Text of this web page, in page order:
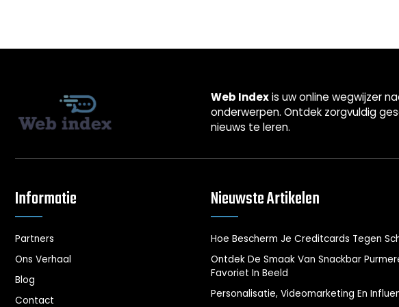
Web Indexis uw online wegwijzer
onderwerpen. Ontdek zorgvuldig
nieuws te leren.
Informatie
Partners
Ons Verhaal
Blog
Contact
Nieuwste Artikelen
Hoe Bescherm Je Creditcards Tegen
Ontdek De Smaak Van Snackbar
Favoriet In Beeld
Personalisatie, Videomarketing En